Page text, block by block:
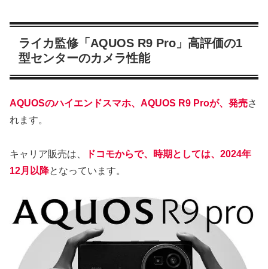
ライカ監修「AQUOS R9 Pro」高評価の1
型センターのカメラ性能
AQUOSのハイエンドスマホ、AQUOS R9 Proが、発売さ
れます。
キャリア販売は、
ドコモからで、時期としては、2024年
12月以降となっています。